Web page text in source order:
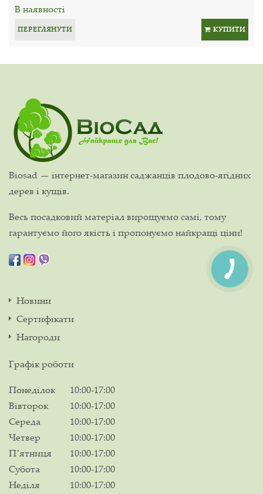
В наявності
ПЕРЕГЛЯНУТИ КУПИТИ
Biosad — інтернет-магазин саджанців плодово-ягідних
дерев і кущів.
Весь посадковий матеріал вирощуємо самі, тому
гарантуємо його якість і пропонуємо найкращі ціни!
Новини
Сертифікати
Нагороди
Графік роботи
Понеділок
10:00-17:00
Вівторок
10:00-17:00
Середа
10:00-17:00
Четвер
10:00-17:00
Пʼятниця
10:00-17:00
Субота
10:00-17:00
Неділя
10:00-17:00